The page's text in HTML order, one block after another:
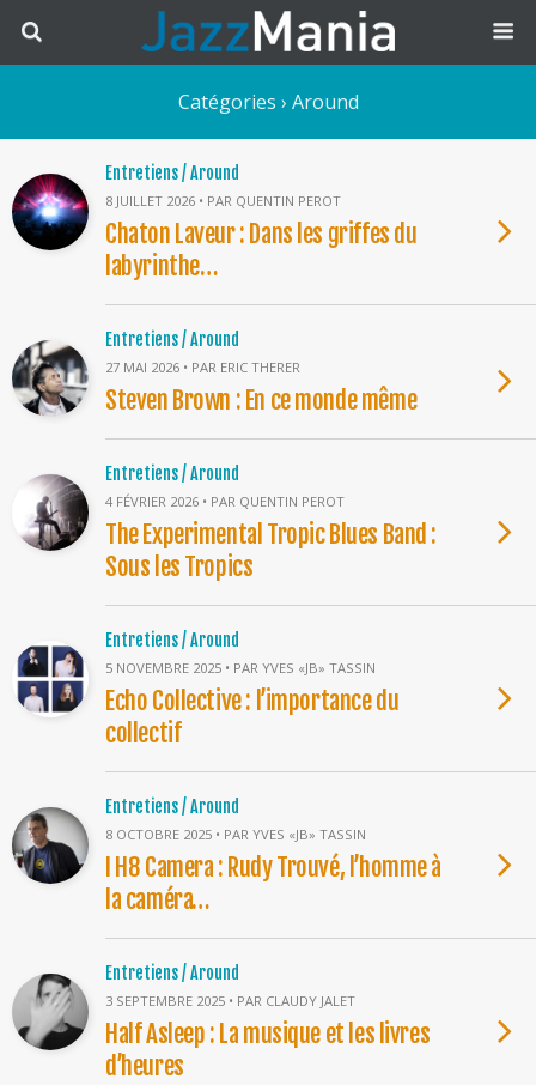
Catégories › Around
Entretiens / Around
8 JUILLET 2026 • PAR QUENTIN PEROT
Chaton Laveur : Dans les griffes du
labyrinthe…
Entretiens / Around
27 MAI 2026 • PAR ERIC THERER
Steven Brown : En ce monde même
Entretiens / Around
4 FÉVRIER 2026 • PAR QUENTIN PEROT
The Experimental Tropic Blues Band :
Sous les Tropics
Entretiens / Around
5 NOVEMBRE 2025 • PAR YVES «JB» TASSIN
Echo Collective : l’importance du
collectif
Entretiens / Around
8 OCTOBRE 2025 • PAR YVES «JB» TASSIN
I H8 Camera : Rudy Trouvé, l’homme à
la caméra…
Entretiens / Around
3 SEPTEMBRE 2025 • PAR CLAUDY JALET
Half Asleep : La musique et les livres
d’heures